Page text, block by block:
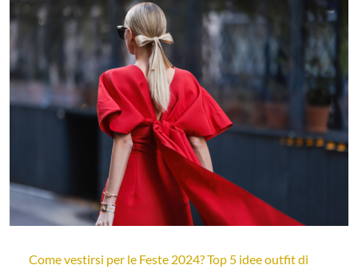
Come vestirsi per le Feste 2024? Top 5 idee outfit di